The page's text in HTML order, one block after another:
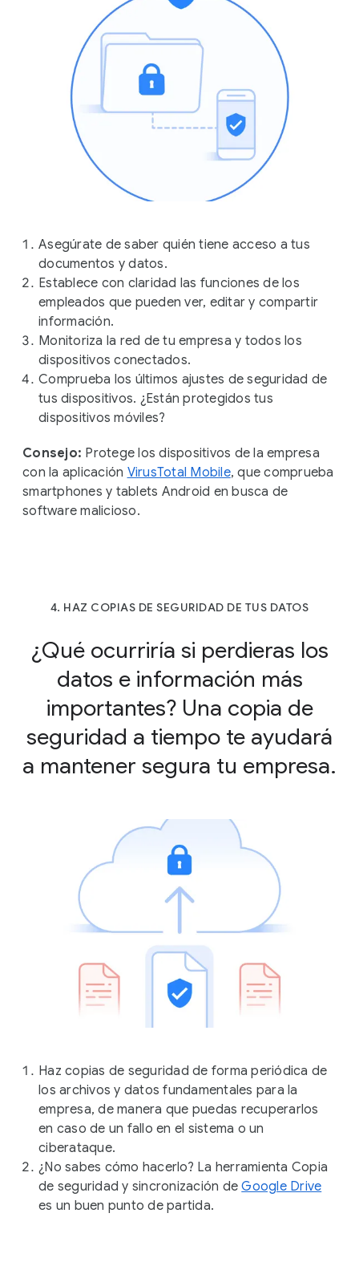
Asegúrate de saber quién tiene acceso a tus
documentos y datos.
Establece con claridad las funciones de los
empleados que pueden ver, editar y compartir
información.
Monitoriza la red de tu empresa y todos los
dispositivos conectados.
Comprueba los últimos ajustes de seguridad de
tus dispositivos. ¿Están protegidos tus
dispositivos móviles?
Consejo: Protege los dispositivos de la empresa
con la aplicación VirusTotal Mobile, que comprueba
smartphones y tablets Android en busca de
software malicioso.
4. HAZ COPIAS DE SEGURIDAD DE TUS DATOS
¿Qué ocurriría si perdieras los
datos e información más
importantes? Una copia de
seguridad a tiempo te ayudará
a mantener segura tu empresa.
Haz copias de seguridad de forma periódica de
los archivos y datos fundamentales para la
empresa, de manera que puedas recuperarlos
en caso de un fallo en el sistema o un
ciberataque.
¿No sabes cómo hacerlo? La herramienta Copia
de seguridad y sincronización deGoogle Drive
es un buen punto de partida.